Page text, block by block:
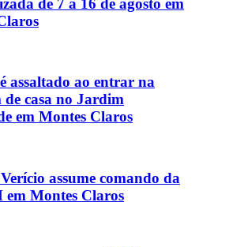
de 7 a 16 de agosto em
assaltado ao entrar na
de casa no Jardim
em Montes Claros
assume comando da
em Montes Claros